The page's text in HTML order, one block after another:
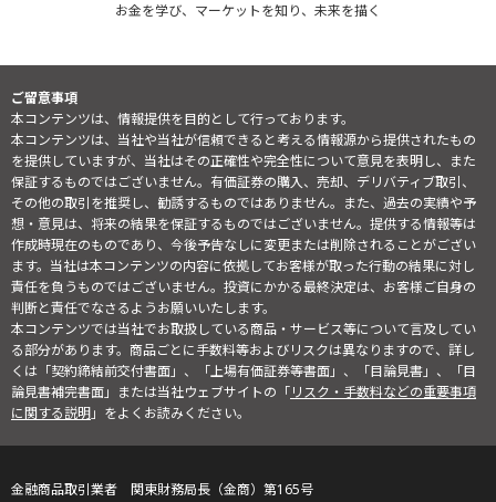
お金を学び、マーケットを知り、未来を描く
ご留意事項
本コンテンツは、情報提供を目的として行っております。
本コンテンツは、当社や当社が信頼できると考える情報源から提供されたもの
を提供していますが、当社はその正確性や完全性について意見を表明し、また
保証するものではございません。有価証券の購入、売却、デリバティブ取引、
その他の取引を推奨し、勧誘するものではありません。また、過去の実績や予
想・意見は、将来の結果を保証するものではございません。提供する情報等は
作成時現在のものであり、今後予告なしに変更または削除されることがござい
ます。当社は本コンテンツの内容に依拠してお客様が取った行動の結果に対し
責任を負うものではございません。投資にかかる最終決定は、お客様ご自身の
判断と責任でなさるようお願いいたします。
本コンテンツでは当社でお取扱している商品・サービス等について言及してい
る部分があります。商品ごとに手数料等およびリスクは異なりますので、詳し
くは「契約締結前交付書面」、「上場有価証券等書面」、「目論見書」、「目
論見書補完書面」または当社ウェブサイトの「リスク・手数料などの重要事項
に関する説明」をよくお読みください。
金融商品取引業者 関東財務局長（金商）第165号